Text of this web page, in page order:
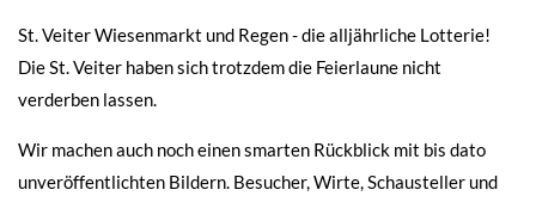
St. Veiter Wiesenmarkt und Regen - die alljährliche Lotterie!
Die St. Veiter haben sich trotzdem die Feierlaune nicht
verderben lassen.
Wir machen auch noch einen smarten Rückblick mit bis dato
unveröffentlichten Bildern. Besucher, Wirte, Schausteller und